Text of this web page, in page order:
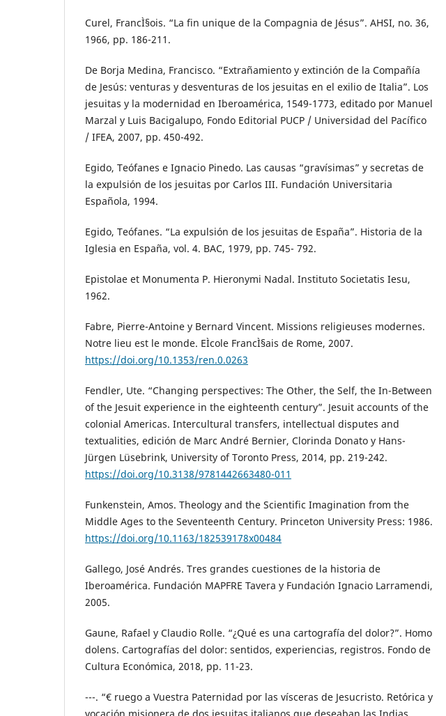
Curel, FrancÌ§ois. “La fin unique de la Compagnia de Jésus”. AHSI, no. 36,
1966, pp. 186-211.
De Borja Medina, Francisco. “Extrañamiento y extinción de la Compañía
de Jesús: venturas y desventuras de los jesuitas en el exilio de Italia”. Los
jesuitas y la modernidad en Iberoamérica, 1549-1773, editado por Manuel
Marzal y Luis Bacigalupo, Fondo Editorial PUCP / Universidad del Pacífico
/ IFEA, 2007, pp. 450-492.
Egido, Teófanes e Ignacio Pinedo. Las causas “gravísimas” y secretas de
la expulsión de los jesuitas por Carlos III. Fundación Universitaria
Española, 1994.
Egido, Teófanes. “La expulsión de los jesuitas de España”. Historia de la
Iglesia en España, vol. 4. BAC, 1979, pp. 745- 792.
Epistolae et Monumenta P. Hieronymi Nadal. Instituto Societatis Iesu,
1962.
Fabre, Pierre-Antoine y Bernard Vincent. Missions religieuses modernes.
Notre lieu est le monde. EÌcole FrancÌ§ais de Rome, 2007.
https://doi.org/10.1353/ren.0.0263
Fendler, Ute. “Changing perspectives: The Other, the Self, the In-Between
of the Jesuit experience in the eighteenth century”. Jesuit accounts of the
colonial Americas. Intercultural transfers, intellectual disputes and
textualities, edición de Marc André Bernier, Clorinda Donato y Hans-
Jürgen Lüsebrink, University of Toronto Press, 2014, pp. 219-242.
https://doi.org/10.3138/9781442663480-011
Funkenstein, Amos. Theology and the Scientific Imagination from the
Middle Ages to the Seventeenth Century. Princeton University Press: 1986.
https://doi.org/10.1163/182539178x00484
Gallego, José Andrés. Tres grandes cuestiones de la historia de
Iberoamérica. Fundación MAPFRE Tavera y Fundación Ignacio Larramendi,
2005.
Gaune, Rafael y Claudio Rolle. “¿Qué es una cartografía del dolor?”. Homo
dolens. Cartografías del dolor: sentidos, experiencias, registros. Fondo de
Cultura Económica, 2018, pp. 11-23.
---. “€ ruego a Vuestra Paternidad por las vísceras de Jesucristo. Retórica y